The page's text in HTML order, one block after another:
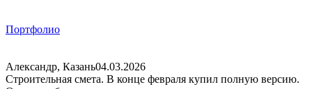
Портфолио
Александр, Казань04.03.2026
Строительная смета. В конце февраля купил полную версию.